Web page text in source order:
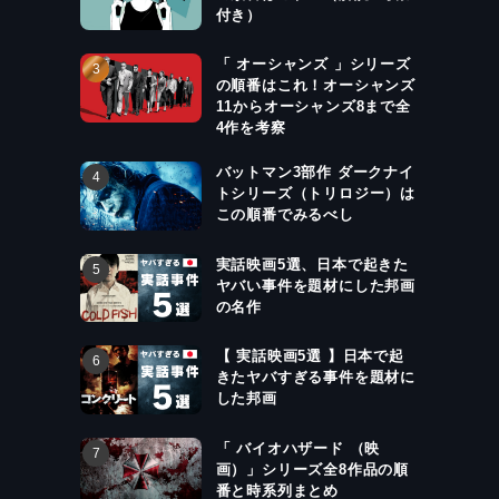
付き）
「 オーシャンズ 」シリーズ
の順番はこれ！オーシャンズ
11からオーシャンズ8まで全
4作を考察
バットマン3部作 ダークナイ
トシリーズ（トリロジー）は
この順番でみるべし
実話映画5選、日本で起きた
ヤバい事件を題材にした邦画
の名作
【 実話映画5選 】日本で起
きたヤバすぎる事件を題材に
した邦画
「 バイオハザード （映
画）」シリーズ全8作品の順
番と時系列まとめ